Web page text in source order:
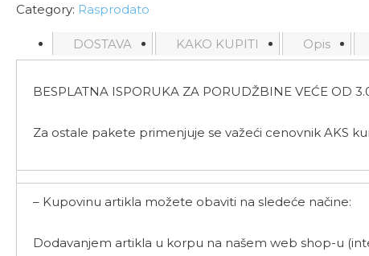
Category: Rasprodato
DOSTAVA KAKO KUPITI Opis
BESPLATNA ISPORUKA ZA PORUDŽBINE VEĆE OD
Za ostale pakete primenjuje se važeći cenovnik AKS
– Kupovinu artikla možete obaviti na sledeće načine:
Dodavanjem artikla u korpu na našem web shop-u